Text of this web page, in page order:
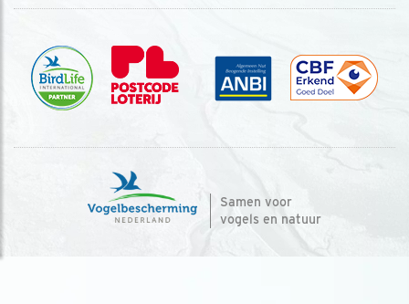
Samen voor
vogels en natuur